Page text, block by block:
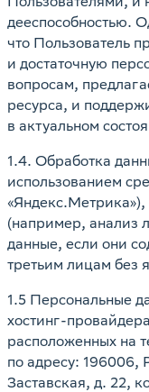
дееспособностью.
что Пользователь
и достаточную
вопросам,
ресурса, и
в актуальном
1.4. Обработка
использованием
«Яндекс.Метрика»),
(например, анализ
данные, если они
третьим лицам без
1.5 Персональные
хостинг-
расположенных на
по адресу: 196006,
Заставская, д. 22,